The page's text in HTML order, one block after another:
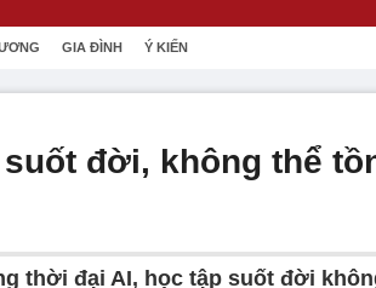
GIA ĐÌNH Ý KIẾN
đời, không thể
thời đại AI, học tập suốt đời